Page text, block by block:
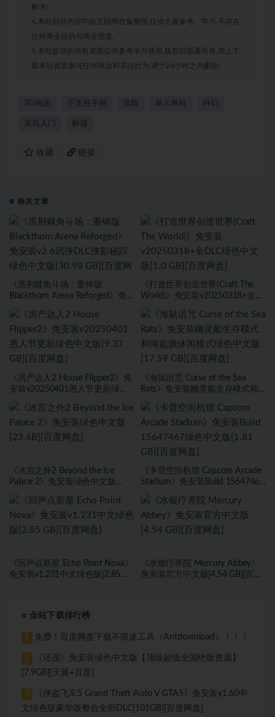
解决!
4.本站部分内容均由互联网收集整理,仅供大家参考、学习,不存在
任何商业目的与商业用途。
5.本站提供的所有资源仅供参考学习使用,版权归原著所有,禁止下
载本站资源参与任何商业和非法行为,请于24小时之内删除!
3D画面 不支持手柄 冒险 单人单机 科幻
菜鸟入门 解谜
收藏 链接
相关文章
《黑荆棘角斗场：重铸版
Blackthorn Arena Reforged》免
文版[30.98 GB][百度网盘]
《打造世界创造世界(Craft The
World)》免安装v20250318+全
盘]
《房产达人2 House Flipper2》免
安装v20250401愚人节更新绿色
《海鼠诅咒 Curse of the Sea
Rats》免安装幽灵船生存模式和
GB][百度网盘]
《冰宫之外2 Beyond the Ice
Palace 2》免安装绿色中文版
《卡普空街机馆 Capcom Arcade
Stadium》免安装Build 15647467
《回声点新星 Echo Point Nova》
免安装v1.231中文绿色版[2.85
《水银疗养院 Mercury Abbey》
免安装官方中文版[4.54 GB][百度
全站下载排行榜
1 免费！百度网盘下载不限速工具（Antdownload）！！！
2
《还愿》免安装绿色中文版【顶级超级全国绝版资源】
[7.9GB][天翼+百度]
3
《侠盗飞车5 Grand Theft Auto V GTA5》免安装v1.60中
文绿色版豪华版整合全部DLC[101GB][百度网盘]